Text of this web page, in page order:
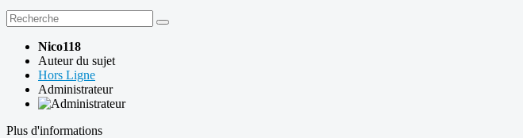
Nico118
Auteur du sujet
Hors Ligne
Administrateur
Plus d'informations